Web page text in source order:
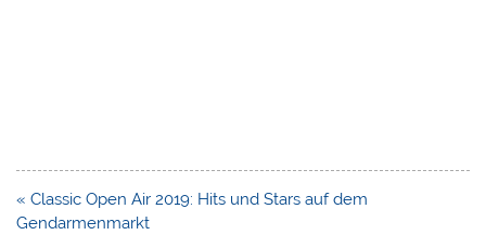
Beitragsnavigation
« Classic Open Air 2019: Hits und Stars auf dem
Gendarmenmarkt